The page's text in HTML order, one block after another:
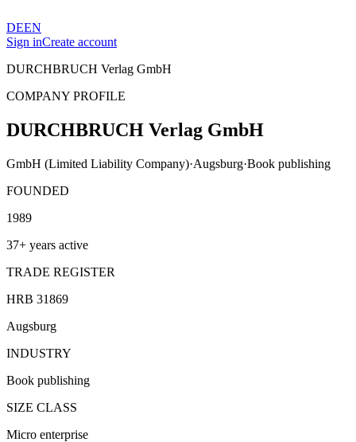
DEEN
Sign inCreate account
DURCHBRUCH Verlag GmbH
COMPANY PROFILE
DURCHBRUCH Verlag GmbH
GmbH (Limited Liability Company)·Augsburg·Book publishing
FOUNDED
1989
37+ years active
TRADE REGISTER
HRB 31869
Augsburg
INDUSTRY
Book publishing
SIZE CLASS
Micro enterprise